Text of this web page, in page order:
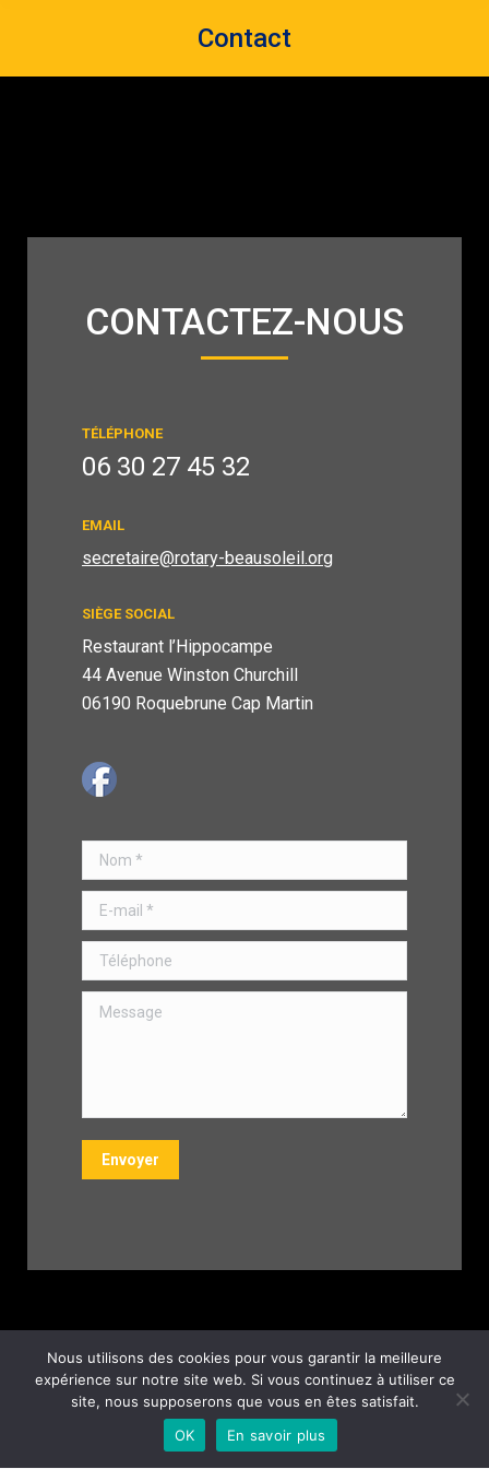
Contact
CONTACTEZ-NOUS
TÉLÉPHONE
06 30 27 45 32
EMAIL
secretaire@rotary-beausoleil.org
SIÈGE SOCIAL
Restaurant l’Hippocampe
44 Avenue Winston Churchill
06190 Roquebrune Cap Martin
Nom *
E-mail *
Téléphone
Message
Envoyer
Nous utilisons des cookies pour vous garantir la meilleure
expérience sur notre site web. Si vous continuez à utiliser ce
site, nous supposerons que vous en êtes satisfait.
OK
En savoir plus